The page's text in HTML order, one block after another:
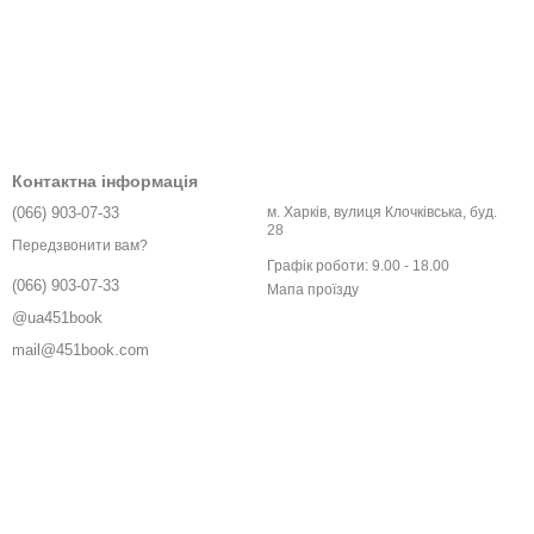
Контактна інформація
(066) 903-07-33
Передзвонити вам?
(066) 903-07-33
@ua451book
mail@451book.com
м. Харків, вулиця Клочківська, буд.
28
Графік роботи: 9.00 - 18.00
Мапа проїзду